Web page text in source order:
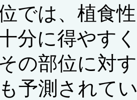
では、植食
分に得やす
の部位に対
予測されて